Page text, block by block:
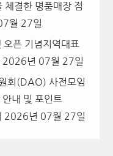
체결한 명품매장 점
월 27일
픈 기념지역대표
2026년 07월 27일
원회(DAO) 사전모임
내 및 포인트
2026년 07월 27일